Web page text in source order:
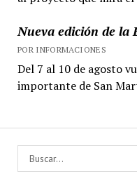
Nueva edición de la
POR INFORMACIONES
Del 7 al 10 de agosto
importante de San